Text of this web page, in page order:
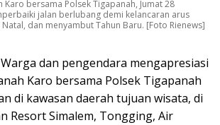
Karo bersama Polsek Tigapanah, Jumat 28
jalan berlubang demi kelancaran arus
dan menyambut Tahun Baru. [Foto Rienews]
Warga dan pengendara mengapresiasi
Karo bersama Polsek Tigapanah
di kawasan daerah tujuan wisata, di
Resort Simalem, Tongging, Air